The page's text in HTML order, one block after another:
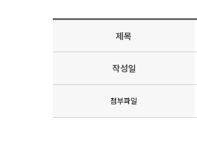
제목
작성일
첨부파일